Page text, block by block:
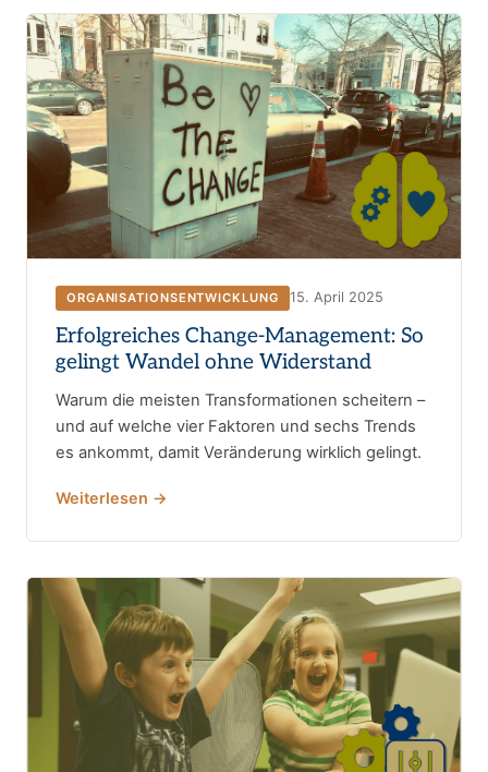
ORGANISATIONSENTWICKLUNG 15. April 2025
Erfolgreiches Change-Management: So
gelingt Wandel ohne Widerstand
Warum die meisten Transformationen scheitern –
und auf welche vier Faktoren und sechs Trends
es ankommt, damit Veränderung wirklich gelingt.
Weiterlesen →